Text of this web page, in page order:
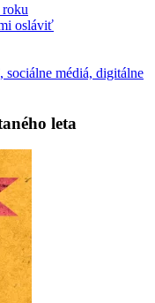
osláviť
médiá, digitálne
leta